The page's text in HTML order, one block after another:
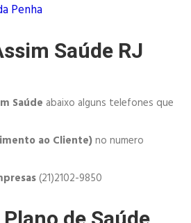
Penha
Saúde RJ
Saúde abaixo alguns telefones que
ao Cliente)no numero
(21)2102-9850